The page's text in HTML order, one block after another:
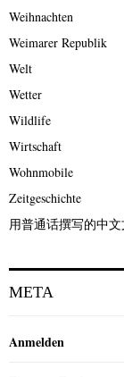
Weihnachten
Weimarer Republik
Welt
Wetter
Wildlife
Wirtschaft
Wohnmobile
Zeitgeschichte
用普通话撰写的中
META
Anmelden